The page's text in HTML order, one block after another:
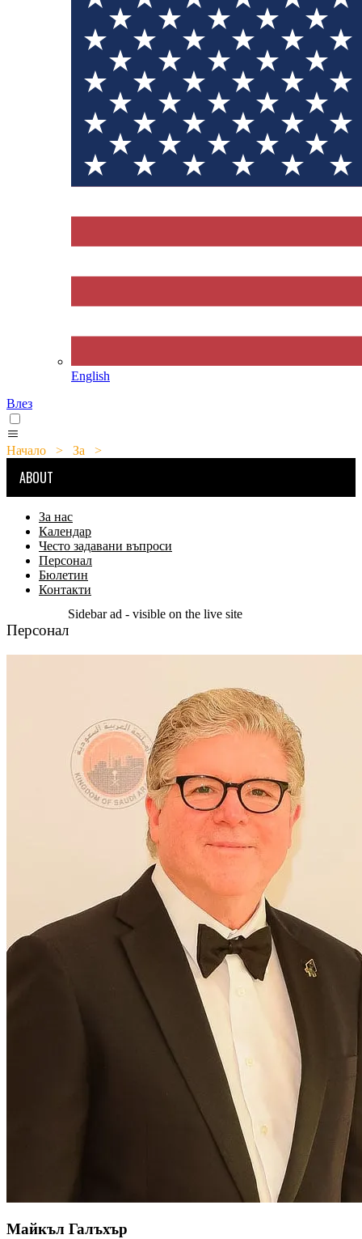
English
Влез
Начало > За >
ABOUT
За нас
Календар
Често задавани въпроси
Персонал
Бюлетин
Контакти
Sidebar ad - visible on the live site
Персонал
Майкъл Галъхър